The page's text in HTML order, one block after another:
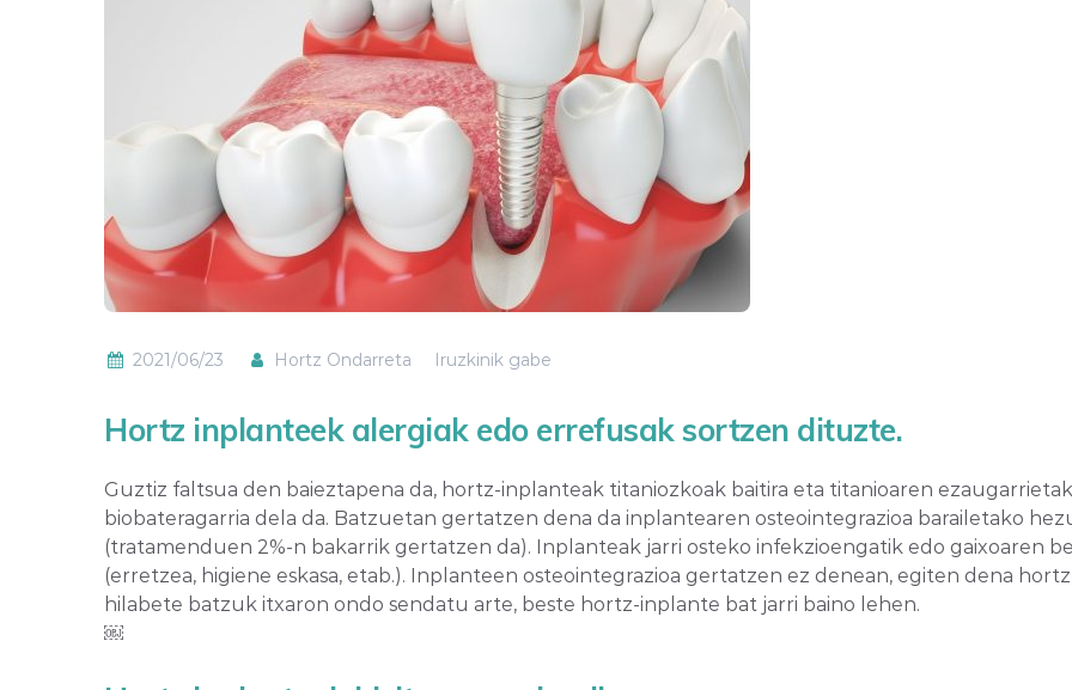
2021/06/23 Hortz Ondarreta Iruzkinik gabe
Hortz inplanteek alergiak edo errefusak sortzen dituzte.
Guztiz faltsua den baieztapena da, hortz-inplanteak titaniozkoak baitira eta titanioaren
biobateragarria dela da. Batzuetan gertatzen dena da inplantearen osteointegrazioa barailetako
(tratamenduen 2%-n bakarrik gertatzen da). Inplanteak jarri osteko infekzioengatik edo gaixoaren
(erretzea, higiene eskasa, etab.). Inplanteen osteointegrazioa gertatzen ez denean, egiten dena
hilabete batzuk itxaron ondo sendatu arte, beste hortz-inplante bat jarri baino lehen.
￼